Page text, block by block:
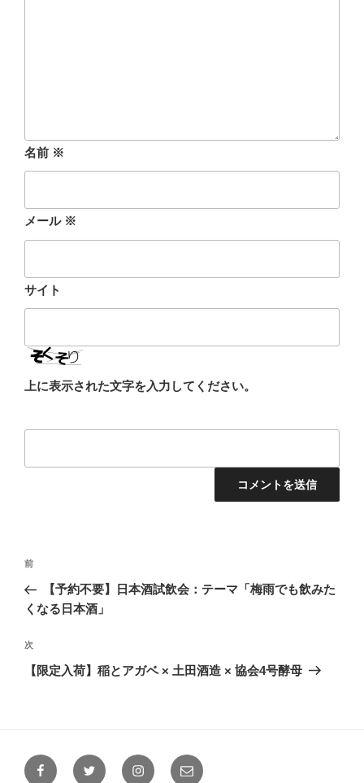
名前 ※
メール ※
サイト
上に表示された文字を入力してください。
投
ナ
ゲ
ー
前
の
投
前
【予約不要】日本酒試飲会：テーマ「梅雨でも飲みた
くなる日本酒」
次
の
次
【限定入荷】稲とアガベ × 土田酒造 × 協会4号酵母
FacebookTwitter Instagramメ